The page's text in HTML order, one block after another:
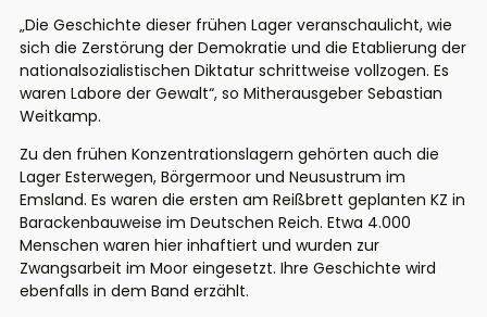
„Die Geschichte dieser frühen Lager veranschaulicht, wie
sich die Zerstörung der Demokratie und die Etablierung der
nationalsozialistischen Diktatur schrittweise vollzogen. Es
waren Labore der Gewalt“, so Mitherausgeber Sebastian
Weitkamp.
Zu den frühen Konzentrationslagern gehörten auch die
Lager Esterwegen, Börgermoor und Neusustrum im
Emsland. Es waren die ersten am Reißbrett geplanten KZ in
Barackenbauweise im Deutschen Reich. Etwa 4.000
Menschen waren hier inhaftiert und wurden zur
Zwangsarbeit im Moor eingesetzt. Ihre Geschichte wird
ebenfalls in dem Band erzählt.